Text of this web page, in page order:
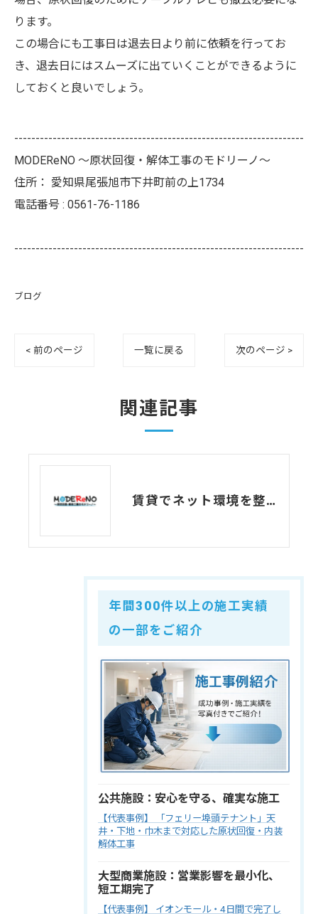
ります。
この場合にも工事日は退去日より前に依頼を行ってお
き、退去日にはスムーズに出ていくことができるように
しておくと良いでしょう。
--------------------------------------------------------------------
MODEReNO ～原状回復・解体工事のモドリーノ～
住所： 愛知県尾張旭市下井町前の上1734
電話番号 : 0561-76-1186
--------------------------------------------------------------------
ブログ
< 前のページ 一覧に戻る 次のページ >
関連記事
賃貸でネット環境を整えるときの注意点
年間300件以上の施工実績
の一部をご紹介
公共施設：安心を守る、確実な施工
【代表事例】 「フェリー埠頭テナント」天
井・下地・巾木まで対応した原状回復・内装
解体工事
大型商業施設：営業影響を最小化、
短工期完了
【代表事例】 イオンモール・4日間で完了し